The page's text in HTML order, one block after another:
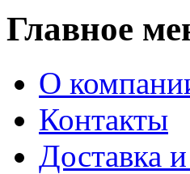
Главное
О
Контакты
Доставка